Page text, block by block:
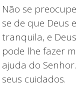
Não se
se de que Deus
tranquila, e
pode lhe fazer
ajuda do
seus cuidados.